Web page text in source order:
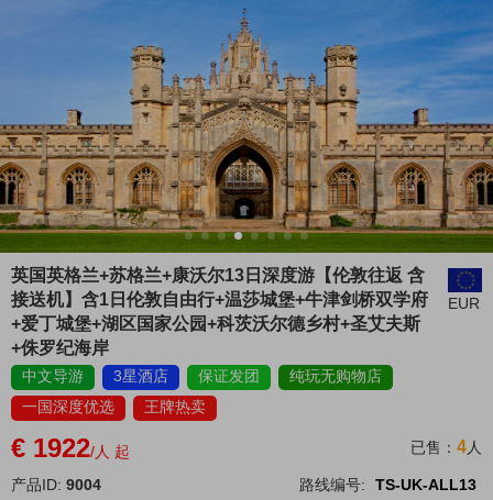
英国英格兰+苏格兰+康沃尔13日深度游【伦敦往返 含
接送机】含1日伦敦自由行+温莎城堡+牛津剑桥双学府
+爱丁城堡+湖区国家公园+科茨沃尔德乡村+圣艾夫斯
+侏罗纪海岸
EUR
中文导游 3星酒店 保证发团
纯玩无购物店
一国深度优选
王牌热卖
€ 1922/人 起 已售： 4人
产品ID: 9004 路线编号: TS-UK-ALL13